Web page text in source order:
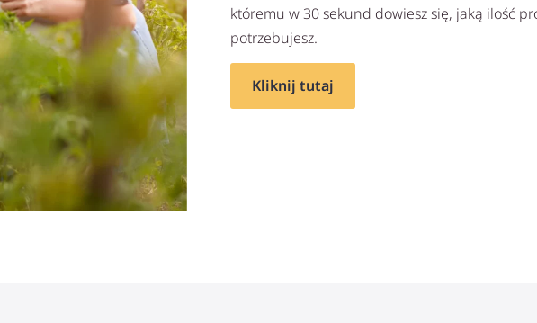
któremu w 30 sekund dowiesz się, jaką ilość
potrzebujesz.
Kliknij tutaj